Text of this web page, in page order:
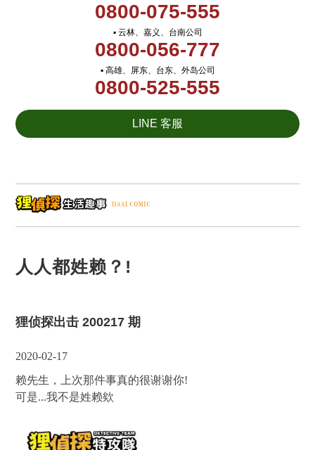
0800-075-555
▪ 云林、嘉义、台南公司
0800-056-777
▪ 高雄、屏东、台东、外岛公司
0800-525-555
LINE 客服
人人都姓赖？!
狸侦探出击 200217 期
2020-02-17
赖先生，上次那件事真的很谢谢你!
可是...我不是姓赖欸